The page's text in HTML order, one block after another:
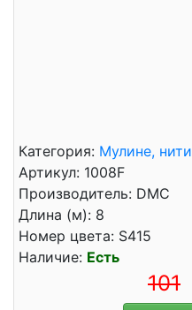
Категория: Мулине, нити
Артикул: 1008F
Производитель: DMC
Длина (м): 8
Номер цвета: S415
Наличие: Есть
101